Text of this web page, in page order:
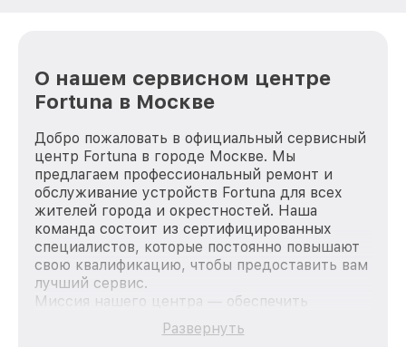
О нашем сервисном центре
Fortuna в Москве
Добро пожаловать в официальный сервисный
центр Fortuna в городе Москве. Мы
предлагаем профессиональный ремонт и
обслуживание устройств Fortuna для всех
жителей города и окрестностей. Наша
команда состоит из сертифицированных
специалистов, которые постоянно повышают
свою квалификацию, чтобы предоставить вам
лучший сервис.
Миссия нашего центра — обеспечить
качественный и доступный ремонт для
каждого пользователя продукции Fortuna, вне
Развернуть